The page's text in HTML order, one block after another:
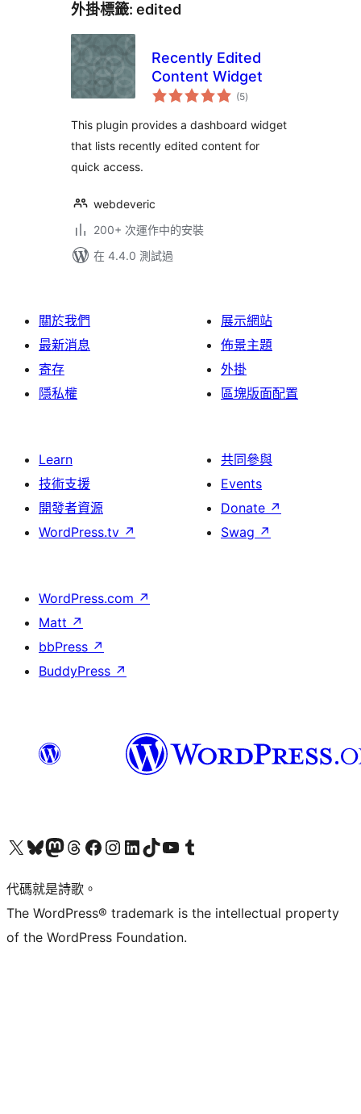
外掛標籤: edited
Recently Edited
Content Widget
(5總
評)
This plugin provides a dashboard widget
that lists recently edited content for
quick access.
webdeveric
200+ 次運作中的安裝
在 4.4.0 測試過
關於我們
最新消息
寄存
隱私權
展示網站
佈景主題
外掛
區塊版面配置
Learn
技術支援
開發者資源
WordPress.tv ↗
共同參與
Events
Donate ↗
Swag ↗
WordPress.com ↗
Matt ↗
bbPress ↗
BuddyPress ↗
Visit our X (formerly Twitter) account
Visit our Bluesky account
Visit our Mastodon account
Visit our Threads account
訪問我們的 Facebook 專頁Visit our Instagram account
Visit our LinkedIn account
Visit our TikTok account
Visit our YouTube channel
Visit our Tumblr account
代碼就是詩歌。
The WordPress® trademark is the intellectual property
of the WordPress Foundation.